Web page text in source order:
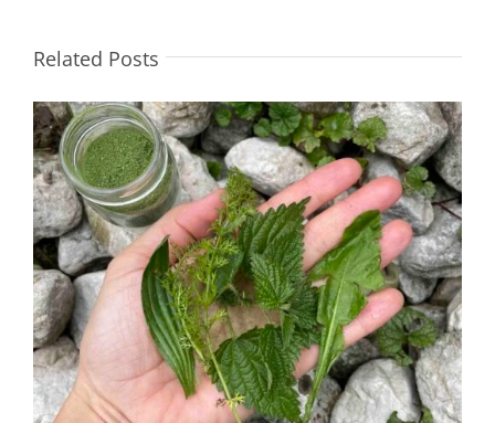
Related Posts